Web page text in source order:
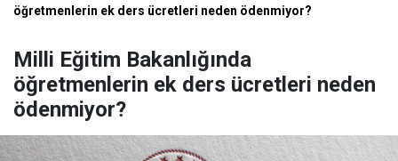
öğretmenlerin ek ders ücretleri neden ödenmiyor?
Milli Eğitim Bakanlığında
öğretmenlerin ek ders ücretleri neden
ödenmiyor?